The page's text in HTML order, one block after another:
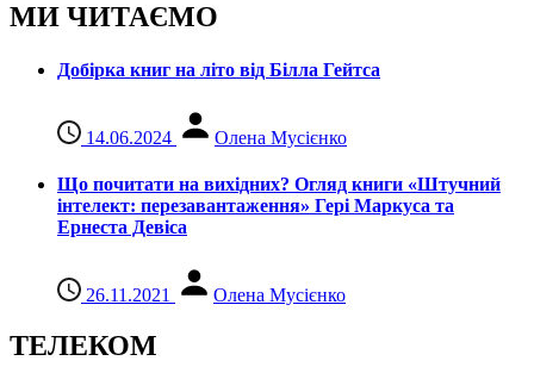
МИ ЧИТАЄМО
Добірка книг на літо від Білла Гейтса
14.06.2024 Олена Мусієнко
Що почитати на вихідних? Огляд книги «Штучний
інтелект: перезавантаження» Гері Маркуса та
Ернеста Девіса
26.11.2021 Олена Мусієнко
ТЕЛЕКОМ